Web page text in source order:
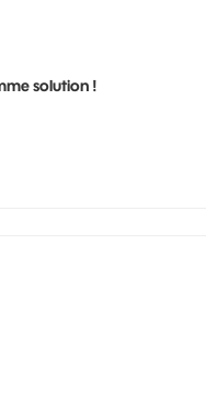
solution !